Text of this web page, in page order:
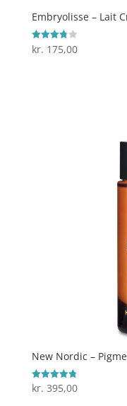
Embryolisse – Lait
Vurderet
3.8
kr. 175,00
New Nordic –
Vurderet
4.8
kr. 395,00